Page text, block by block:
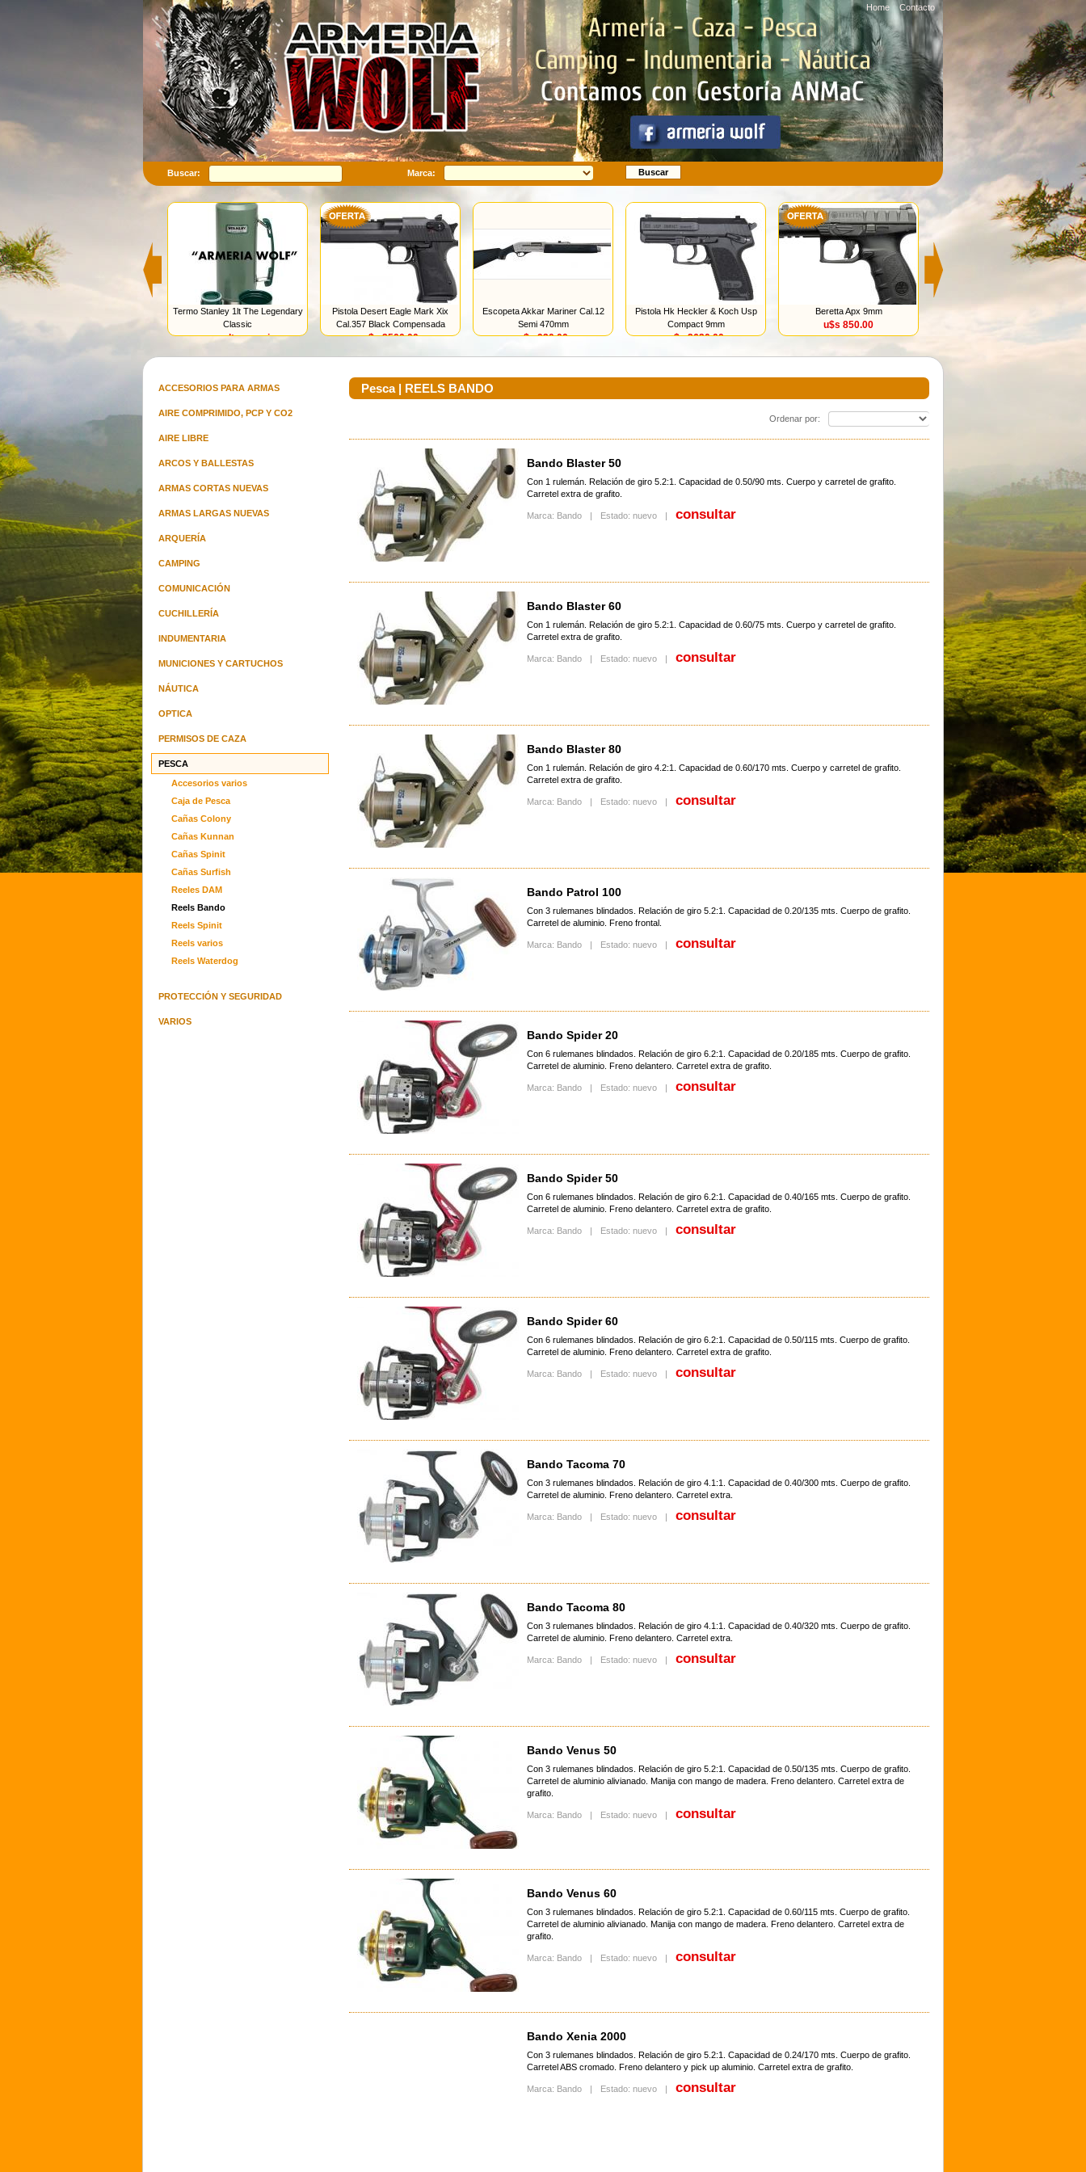
Home Contacto
Buscar: Marca: Buscar
Termo Stanley 1lt The Legendary
Classic
consultar precio
Pistola Desert Eagle Mark Xix
Cal.357 Black Compensada
u$s 2500.00
Escopeta Akkar Mariner Cal.12
Semi 470mm
u$s 920.00
Pistola Hk Heckler & Koch Usp
Compact 9mm
u$s 2620.00
Beretta Apx 9mm
u$s 850.00
S&w
consultar precio
.223 Rem
Sk 40 S&w
u$s 2020.00
consultar precio
ACCESORIOS PARA ARMAS
AIRE COMPRIMIDO, PCP Y CO2
AIRE LIBRE
ARCOS Y BALLESTAS
ARMAS CORTAS NUEVAS
ARMAS LARGAS NUEVAS
ARQUERÍA
CAMPING
COMUNICACIÓN
CUCHILLERÍA
INDUMENTARIA
MUNICIONES Y CARTUCHOS
NÁUTICA
OPTICA
PERMISOS DE CAZA
PESCA
Accesorios varios
Caja de Pesca
Cañas Colony
Cañas Kunnan
Cañas Spinit
Cañas Surfish
Reeles DAM
Reels Bando
Reels Spinit
Reels varios
Reels Waterdog
PROTECCIÓN Y SEGURIDAD
VARIOS
Pesca | REELS BANDO
Ordenar por:
Bando Blaster 50
Con 1 rulemán. Relación de giro 5.2:1. Capacidad de 0.50/90 mts. Cuerpo y carretel de grafito.
Carretel extra de grafito.
Marca: Bando | Estado: nuevo | consultar
Bando Blaster 60
Con 1 rulemán. Relación de giro 5.2:1. Capacidad de 0.60/75 mts. Cuerpo y carretel de grafito.
Carretel extra de grafito.
Marca: Bando | Estado: nuevo | consultar
Bando Blaster 80
Con 1 rulemán. Relación de giro 4.2:1. Capacidad de 0.60/170 mts. Cuerpo y carretel de grafito.
Carretel extra de grafito.
Marca: Bando | Estado: nuevo | consultar
Bando Patrol 100
Con 3 rulemanes blindados. Relación de giro 5.2:1. Capacidad de 0.20/135 mts. Cuerpo de grafito.
Carretel de aluminio. Freno frontal.
Marca: Bando | Estado: nuevo | consultar
Bando Spider 20
Con 6 rulemanes blindados. Relación de giro 6.2:1. Capacidad de 0.20/185 mts. Cuerpo de grafito.
Carretel de aluminio. Freno delantero. Carretel extra de grafito.
Marca: Bando | Estado: nuevo | consultar
Bando Spider 50
Con 6 rulemanes blindados. Relación de giro 6.2:1. Capacidad de 0.40/165 mts. Cuerpo de grafito.
Carretel de aluminio. Freno delantero. Carretel extra de grafito.
Marca: Bando | Estado: nuevo | consultar
Bando Spider 60
Con 6 rulemanes blindados. Relación de giro 6.2:1. Capacidad de 0.50/115 mts. Cuerpo de grafito.
Carretel de aluminio. Freno delantero. Carretel extra de grafito.
Marca: Bando | Estado: nuevo | consultar
Bando Tacoma 70
Con 3 rulemanes blindados. Relación de giro 4.1:1. Capacidad de 0.40/300 mts. Cuerpo de grafito.
Carretel de aluminio. Freno delantero. Carretel extra.
Marca: Bando | Estado: nuevo | consultar
Bando Tacoma 80
Con 3 rulemanes blindados. Relación de giro 4.1:1. Capacidad de 0.40/320 mts. Cuerpo de grafito.
Carretel de aluminio. Freno delantero. Carretel extra.
Marca: Bando | Estado: nuevo | consultar
Bando Venus 50
Con 3 rulemanes blindados. Relación de giro 5.2:1. Capacidad de 0.50/135 mts. Cuerpo de grafito.
Carretel de aluminio alivianado. Manija con mango de madera. Freno delantero. Carretel extra de
grafito.
Marca: Bando | Estado: nuevo | consultar
Bando Venus 60
Con 3 rulemanes blindados. Relación de giro 5.2:1. Capacidad de 0.60/115 mts. Cuerpo de grafito.
Carretel de aluminio alivianado. Manija con mango de madera. Freno delantero. Carretel extra de
grafito.
Marca: Bando | Estado: nuevo | consultar
Bando Xenia 2000
Con 3 rulemanes blindados. Relación de giro 5.2:1. Capacidad de 0.24/170 mts. Cuerpo de grafito.
Carretel ABS cromado. Freno delantero y pick up aluminio. Carretel extra de grafito.
Marca: Bando | Estado: nuevo | consultar